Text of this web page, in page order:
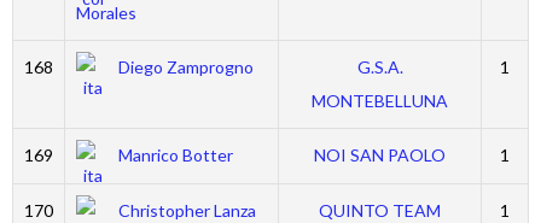
Morales
168 Diego Zamprogno
G.S.A.
MONTEBELLUNA
1
169 Manrico Botter NOI SAN PAOLO 1
170 Christopher Lanza QUINTO TEAM 1